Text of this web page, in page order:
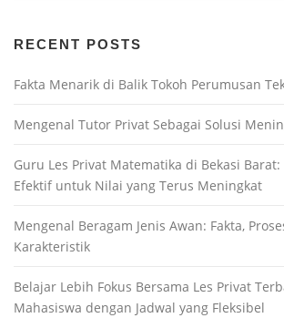
RECENT POSTS
Fakta Menarik di Balik Tokoh Perumusan
Mengenal Tutor Privat Sebagai Solusi
Guru Les Privat Matematika di Bekasi
Efektif untuk Nilai yang Terus Meningkat
Mengenal Beragam Jenis Awan: Fakta,
Karakteristik
Belajar Lebih Fokus Bersama Les Privat
Mahasiswa dengan Jadwal yang Fleksibel